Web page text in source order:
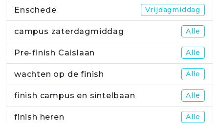
Enschede Vrijdagmiddag
campus zaterdagmiddag Alle
Pre-finish Calslaan Alle
wachten op de finish Alle
finish campus en sintelbaan Alle
finish heren Alle